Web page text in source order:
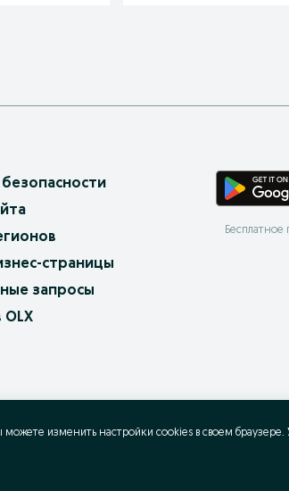
безопасности
страницы
запросы
OLX
Бесплатное
можете изменить настройки cookies в своeм браузере.